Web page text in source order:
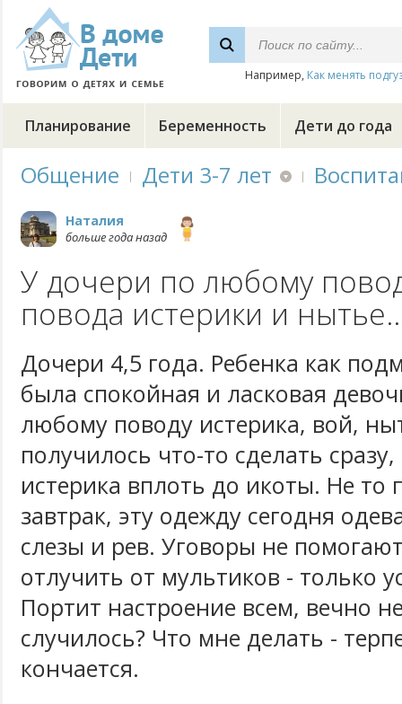
Например, Как менять
Планирование Беременность Дети до года
Общение Дети 3-7 лет
Наталия
больше года назад
У дочери по любому
повода истерики и
Дочери 4,5 года. Ребенка как
была спокойная и ласковая
любому поводу истерика, вой,
получилось что-то сделать сразу,
истерика вплоть до икоты. Не то
завтрак, эту одежду сегодня
слезы и рев. Уговоры не
отлучить от мультиков - только
Портит настроение всем, вечно
случилось? Что мне делать -
кончается.